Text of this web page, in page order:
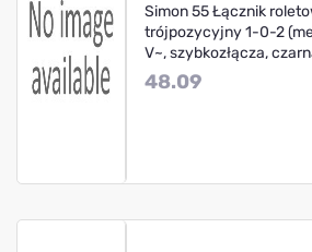
Simon 55 Łącznik
trójpozycyjny 1-0-2
V~, szybkozłącza,
48.09